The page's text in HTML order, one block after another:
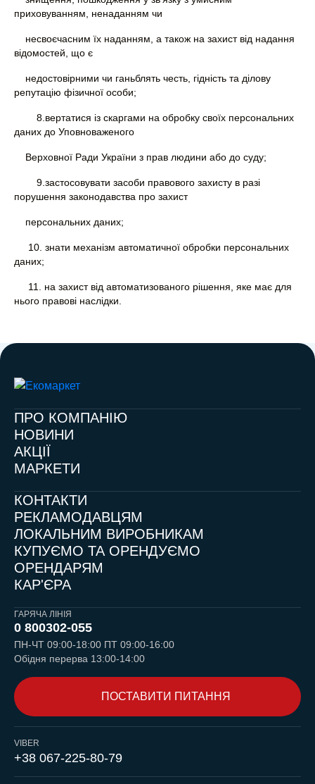
приховуванням, ненаданням чи
несвоєчасним їх наданням, а також на захист від надання
відомостей, що є
недостовірними чи ганьблять честь, гідність та ділову
репутацію фізичної особи;
8.вертатися із скаргами на обробку своїх персональних
даних до Уповноваженого
Верховної Ради України з прав людини або до суду;
9.застосовувати засоби правового захисту в разі
порушення законодавства про захист
персональних даних;
10. знати механізм автоматичної обробки персональних
даних;
11. на захист від автоматизованого рішення, яке має для
нього правові наслідки.
ПРО КОМПАНІЮ
НОВИНИ
АКЦІЇ
МАРКЕТИ
КОНТАКТИ
РЕКЛАМОДАВЦЯМ
ЛОКАЛЬНИМ ВИРОБНИКАМ
КУПУЄМО ТА ОРЕНДУЄМО
ОРЕНДАРЯМ
КАР'ЄРА
ГАРЯЧА ЛІНІЯ
0 800302-055
ПН-ЧТ 09:00-18:00 ПТ 09:00-16:00
Обідня перерва 13:00-14:00
ПОСТАВИТИ ПИТАННЯ
VIBER
+38 067-225-80-79